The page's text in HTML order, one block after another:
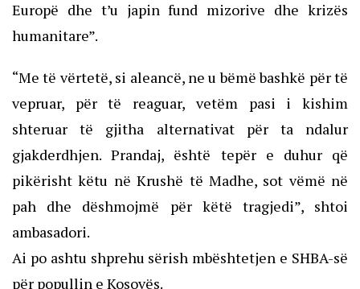
Europë dhe t’u japin fund mizorive dhe krizës
humanitare”.
“Me të vërtetë, si aleancë, ne u bëmë bashkë për të
vepruar, për të reaguar, vetëm pasi i kishim
shteruar të gjitha alternativat për ta ndalur
gjakderdhjen. Prandaj, është tepër e duhur që
pikërisht këtu në Krushë të Madhe, sot vëmë në
pah dhe dëshmojmë për këtë tragjedi”, shtoi
ambasadori.
Ai po ashtu shprehu sërish mbështetjen e SHBA-së
për popullin e Kosovës.